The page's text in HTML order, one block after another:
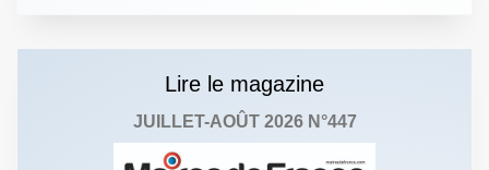
Lire le magazine
JUILLET-AOÛT 2026 N°447